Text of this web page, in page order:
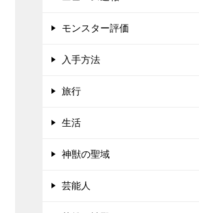
モンスター評価
入手方法
旅行
生活
神獣の聖域
芸能人